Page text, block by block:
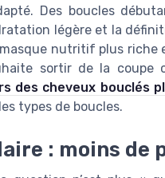
Des boucles
légère et la
nutritif plus riche
sortir de la coupe
des cheveux bouclés
types de boucles.
: moins de